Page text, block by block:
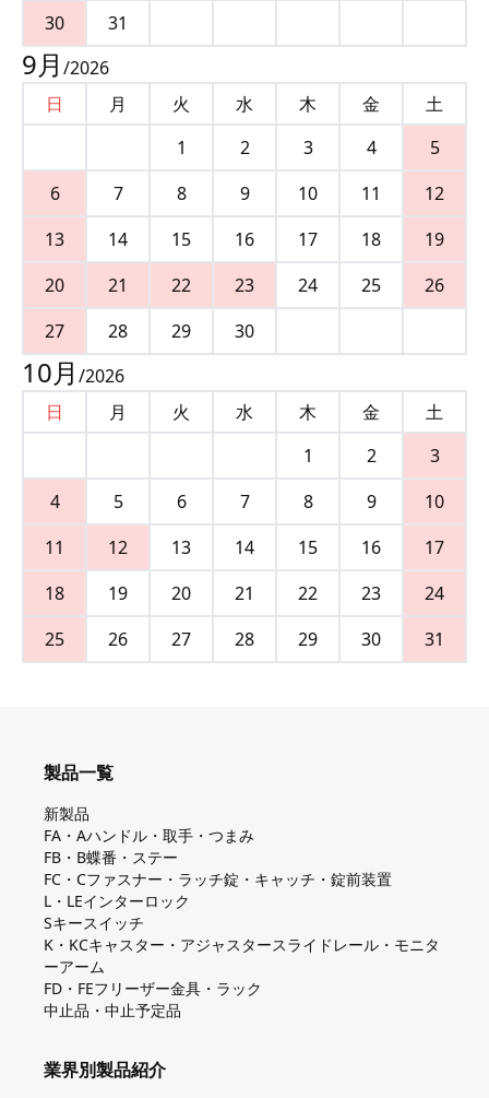
30
31
9月 /2026
日
月 火 水 木 金
土
1
2 3 4
5
6
7 8 9 10 11
12
13
14 15 16 17 18
19
20
21 22 23 24 25
26
27
28 29 30
10月 /2026
日
月 火 水 木 金
土
1
2
3
4
5 6 7 8 9
10
11
12 13 14 15 16
17
18
19 20 21 22 23
24
25
26 27 28 29 30 31
製品一覧
新製品
FA・Aハンドル・取手・つまみ
FB・B蝶番・ステー
FC・Cファスナー・ラッチ錠・キャッチ・錠前装置
L・LEインターロック
Sキースイッチ
K・KCキャスター・アジャスタースライドレール・モニタ
ーアーム
FD・FEフリーザー金具・ラック
中止品・中止予定品
業界別製品紹介